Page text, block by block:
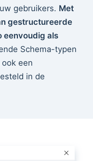
gebruikers. Met
gestructureerde
eenvoudig als
Schema-typen
een
in de